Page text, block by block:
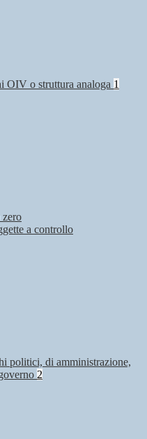
OIV o struttura analoga 1
zero
a controllo
politici, di amministrazione,
2